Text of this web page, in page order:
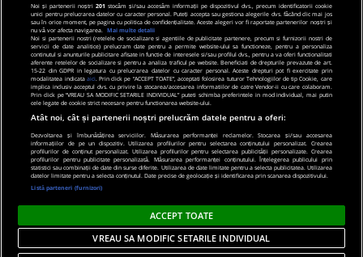
© 2019 PRO TV S.R.L |Politica de Cookie|Politica
de confidentialitate
Noi și partenerii noștri201 stocăm și/sau accesăm informații pe dispozitivul dvs., precum identificatorii cookie
unici pentru prelucrarea datelor cu caracter personal. Puteți accepta sau gestiona alegerile dvs. făcând clic mai jos
sau în orice moment, pe pagina cu politica de confidențialitate. Aceste alegeri vor fi raportate partenerilor noștri și
nu vă vor afecta navigarea.
Mai multe detalii
Noi si partenerii nostri (retelele de socializare si agentiile de publicitate partenere, precum si furnizorii nostri de
servicii de date analitice) prelucram date pentru a permite website-ului sa functioneze, pentru a personaliza
continutul si anunturile publicitare afisate in functie de interesele si/sau profilul dvs., pentru a va oferi functionalitati
aferente retelelor de socializare si pentru a analiza traficul pe website. Beneficiati de drepturile prevazute de art.
15-22 din GDPR in legatura cu prelucrarea datelor cu caracter personal. Aceste drepturi pot fi exercitate prin
modalitatea indicata aici. Prin click pe “ACCEPT TOATE”, acceptati folosirea tuturor Tehnologiilor de tip Cookie, care
implica inclusiv acceptul dvs. cu privire la stocarea/accesarea informatiilor de catre Vendor-ii cu care colaboram.
Prin click pe “VREAU SA MODIFIC SETARILE INDIVIDUAL” puteti schimba preferintele in mod individual, mai putin
cele legate de cookie strict necesare pentru functionarea website-ului.
Atât noi, cât și partenerii noștri prelucrăm datele pentru a oferi:
Dezvoltarea și îmbunătățirea serviciilor. Măsurarea performanței reclamelor. Stocarea și/sau accesarea
informațiilor de pe un dispozitiv. Utilizarea profilurilor pentru selectarea conținutului personalizat. Crearea
profilurilor de conținut personalizat. Utilizarea profilurilor pentru selectarea publicității personalizate. Crearea
profilurilor pentru publicitate personalizată. Măsurarea performanței conținutului. Înțelegerea publicului prin
statistici sau combinații de date din surse diferite. Utilizarea de date limitate pentru a selecta publicitatea. Utilizarea
datelor limitate pentru a selecta conținutul. Date precise de geolocație și identificarea prin scanarea dispozitivului.
Listă parteneri (furnizori)
ACCEPT TOATE
VREAU SA MODIFIC SETARILE INDIVIDUAL